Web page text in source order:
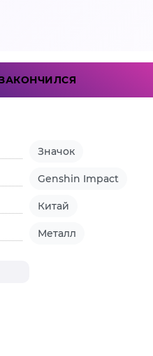
Значок
Genshin Impact
Китай
Металл